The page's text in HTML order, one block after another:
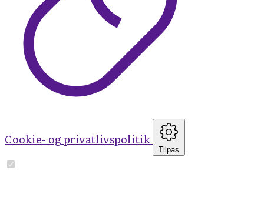
Cookie- og privatlivspolitik
Tilpas